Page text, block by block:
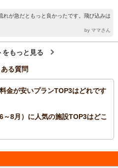
れが急だともっと良かったです。飛び込みは
by ママさん
をもっと見る
る質問
金が安いプランTOP3はどれです
8月）に人気の施設TOP3はどこ